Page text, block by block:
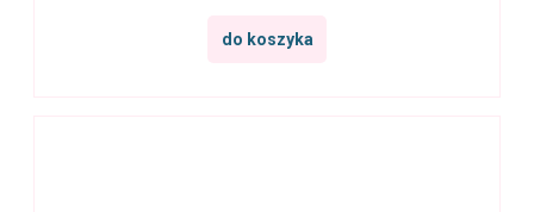
do koszyka